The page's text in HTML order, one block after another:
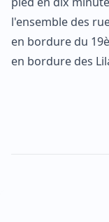
l'ensemble des
en bordure du
en bordure des